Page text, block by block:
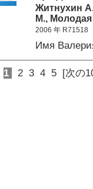
Житнухин
М., Молодая
2006 年 R71518
Имя
1 2 3 4 5 [次の